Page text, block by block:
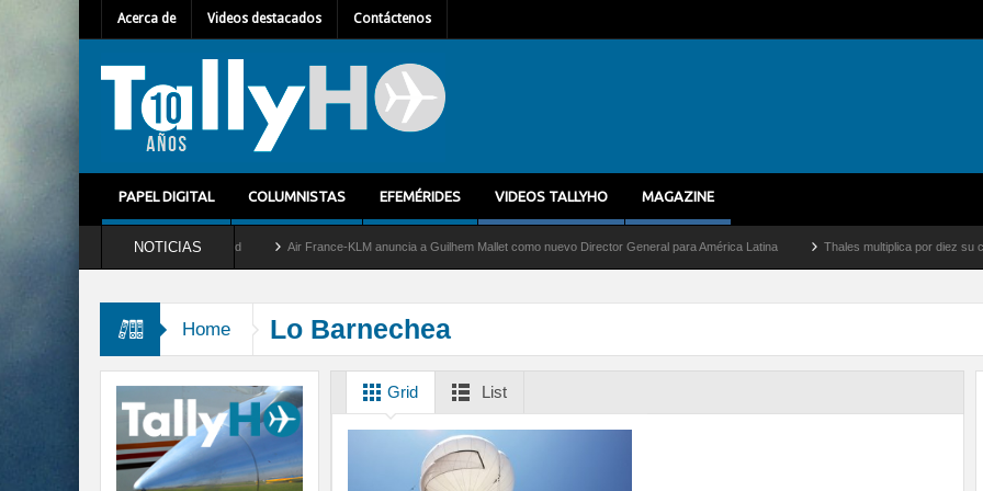
Acerca de Videos destacados Contáctenos
PAPEL DIGITAL COLUMNISTAS EFEMÉRIDES VIDEOS TALLYHO MAGAZINE
NOTICIAS
del servicio al C-2 Greyhound Air France-KLM anuncia a Guilhem Mallet como nuevo Director General para América Latina Thales multiplica por diez su
Home Lo Barnechea
Grid List